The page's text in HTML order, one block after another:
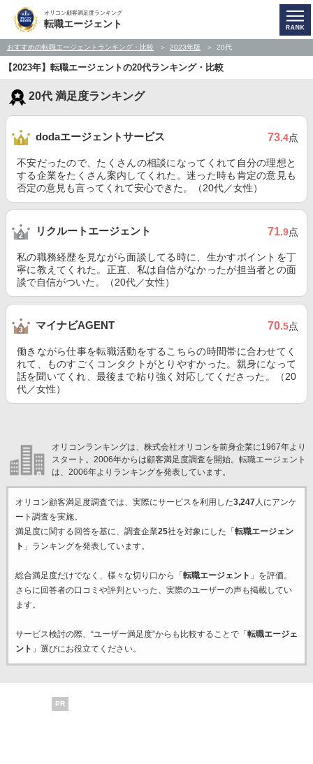
オリコン顧客満足度ランキング
転職エージェント
おすすめの転職エージェントランキング・比較 2023年版 20代
【2023年】転職エージェントの20代ランキング・比較
20代 満足度ランキング
dodaエージェントサービス 73.4点
不安だったので、たくさんの相談になってくれて自分の理想と
する企業をたくさん案内してくれた。迷った時も肯定の意見も
否定の意見も言ってくれて安心できた。（20代／女性）
リクルートエージェント 71.9点
私の職務経歴を見ながら面談してる時に、生かすポイントを丁
寧に教えてくれた。正直、私は自信がなかったが担当者との面
談で自信がついた。（20代／女性）
マイナビAGENT 70.5点
働きながら仕事を転職活動をするこちらの時間帯に合わせてく
れて、ものすごくコンタクトがとりやすかった。親身になって
話を聞いてくれ、最後まで粘り強く対応してくださった。（20
代／女性）
オリコンランキングは、株式会社オリコンを前身企業に1967年より
スタート。2006年からは顧客満足度調査を開始。転職エージェント
は、2006年よりランキングを発表しています。
オリコン顧客満足度調査では、実際にサービスを利用した3,247人にアンケ
ート調査を実施。
満足度に関する回答を基に、調査企業25社を対象にした「 転職エージェン
ト 」ランキングを発表しています。
総合満足度だけでなく、様々な切り口から「 転職エージェント 」を評価。
さらに回答者の口コミや評判といった、実際のユーザーの声も掲載してい
ます。
サービス検討の際、“ユーザー満足度”からも比較することで「 転職エージェ
ント 」選びにお役立てください。
PR